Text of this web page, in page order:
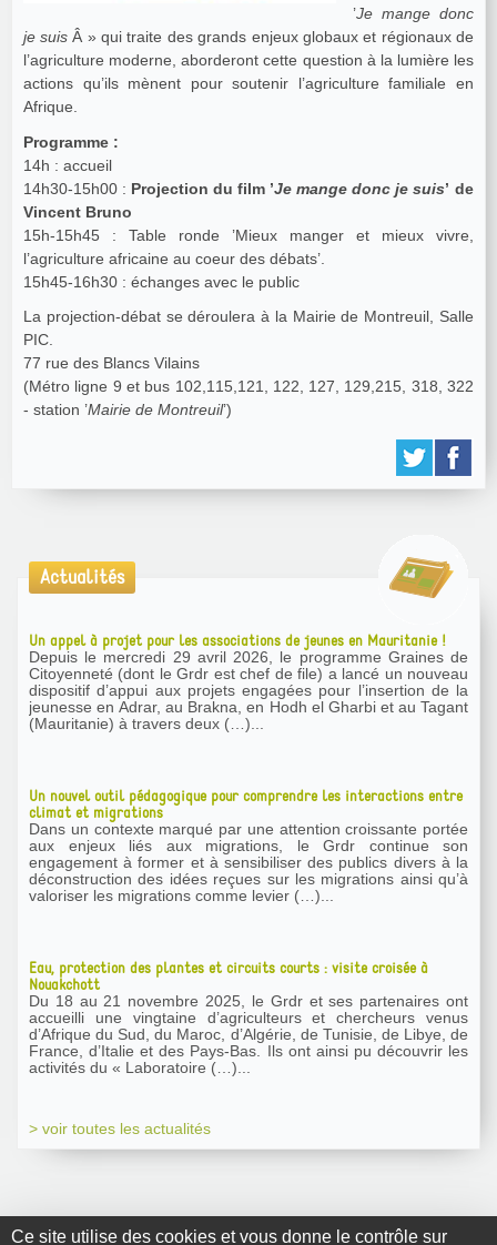
Ce site utilise des cookies et vous donne le contrôle sur
’Je mange donc
je suis Â » qui traite des grands enjeux globaux et régionaux de
l’agriculture moderne, aborderont cette question à la lumière les
actions qu’ils mènent pour soutenir l’agriculture familiale en
Afrique.
Programme :
14h : accueil
14h30-15h00 : Projection du film ’Je mange donc je suis’ de
Vincent Bruno
15h-15h45 : Table ronde ’Mieux manger et mieux vivre,
l’agriculture africaine au coeur des débats’.
15h45-16h30 : échanges avec le public
La projection-débat se déroulera à la Mairie de Montreuil, Salle
PIC.
77 rue des Blancs Vilains
(Métro ligne 9 et bus 102,115,121, 122, 127, 129,215, 318, 322
- station ’Mairie de Montreuil’)
Actualités
Un appel à projet pour les associations de jeunes en Mauritanie !
Depuis le mercredi 29 avril 2026, le programme Graines de
Citoyenneté (dont le Grdr est chef de file) a lancé un nouveau
dispositif d’appui aux projets engagées pour l’insertion de la
jeunesse en Adrar, au Brakna, en Hodh el Gharbi et au Tagant
(Mauritanie) à travers deux (…)...
Un nouvel outil pédagogique pour comprendre les interactions entre
climat et migrations
Dans un contexte marqué par une attention croissante portée
aux enjeux liés aux migrations, le Grdr continue son
engagement à former et à sensibiliser des publics divers à la
déconstruction des idées reçues sur les migrations ainsi qu’à
valoriser les migrations comme levier (…)...
Eau, protection des plantes et circuits courts : visite croisée à
Nouakchott
Du 18 au 21 novembre 2025, le Grdr et ses partenaires ont
accueilli une vingtaine d’agriculteurs et chercheurs venus
d’Afrique du Sud, du Maroc, d’Algérie, de Tunisie, de Libye, de
France, d’Italie et des Pays-Bas. Ils ont ainsi pu découvrir les
activités du « Laboratoire (…)...
> voir toutes les actualités